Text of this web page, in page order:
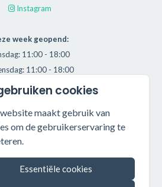
Instagram
week geopend:
11:00 - 18:00
11:00 - 18:00
11:00 - 21:00
11:00 - 18:00
11:00 - 17:00
prijzen zijn incl. BTW.
Voorwaarden
Manage cookies
cookies
maakt gebruik van
om de gebruikerservaring te
Essentiële cookies